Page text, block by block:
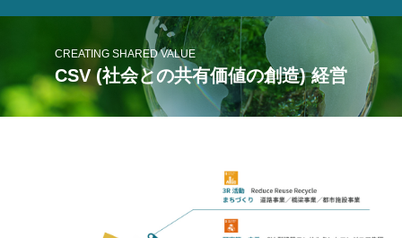
CREATING SHARED VALUE
CSV (社会との共有価値の創造) 経営